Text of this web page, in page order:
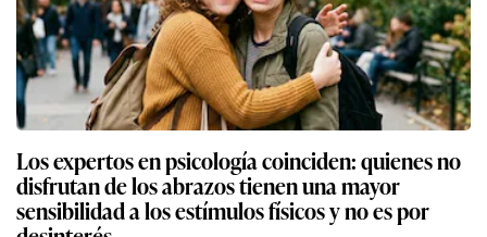
Los expertos en psicología coinciden: quienes no
disfrutan de los abrazos tienen una mayor
sensibilidad a los estímulos físicos y no es por